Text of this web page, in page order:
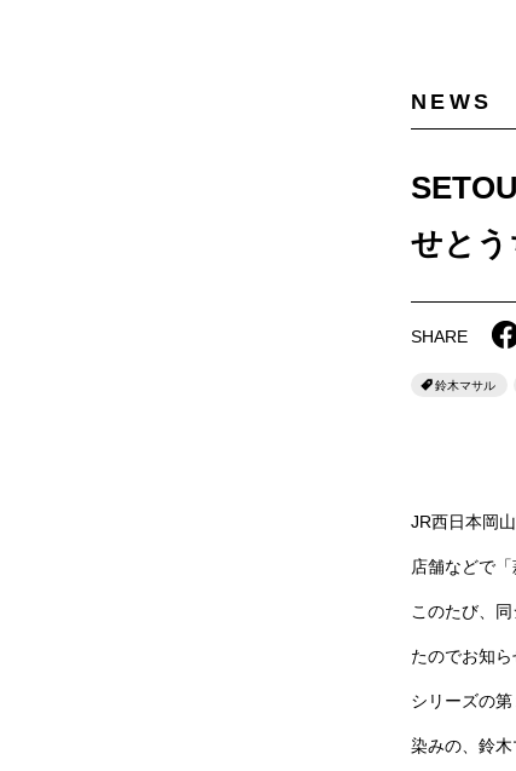
NEWS
せと
SHARE
鈴木マサル
JR西日本岡
店舗などで
このたび、
たのでお知ら
シリーズの
染みの、鈴木